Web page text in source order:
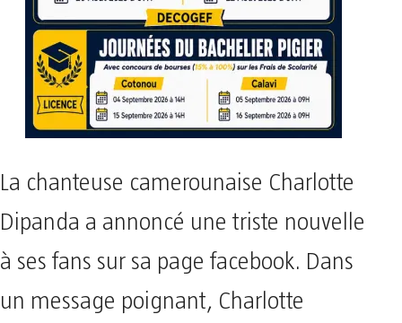
La chanteuse camerounaise Charlotte
Dipanda a annoncé une triste nouvelle
à ses fans sur sa page facebook. Dans
un message poignant, Charlotte